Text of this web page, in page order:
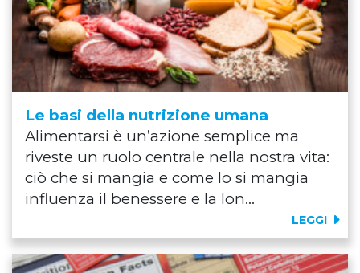
Le basi della nutrizione umana
Alimentarsi è un’azione semplice ma
riveste un ruolo centrale nella nostra vita:
ciò che si mangia e come lo si mangia
influenza il benessere e la lon...
LEGGI